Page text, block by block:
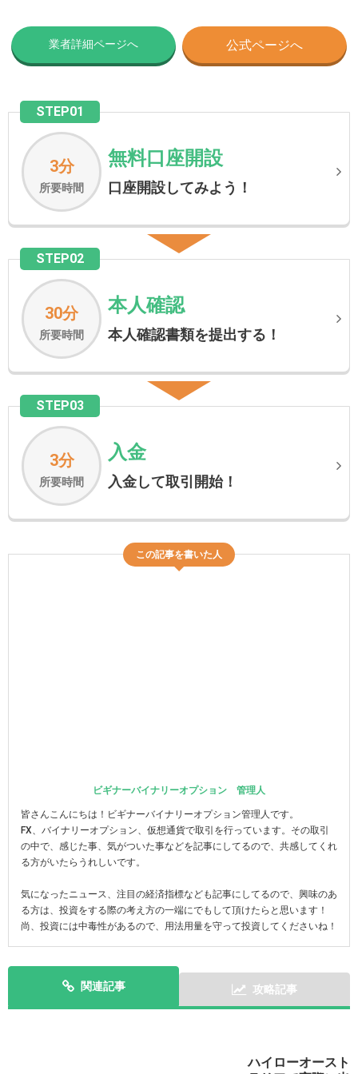
業者詳細ページへ 公式ページへ
STEP01
3分
所要時間
無料口座開設
口座開設してみよう！
STEP02
30分
所要時間
本人確認
本人確認書類を提出する！
STEP03
3分
所要時間
入金
入金して取引開始！
この記事を書いた人
ビギナーバイナリーオプション 管理人
皆さんこんにちは！ビギナーバイナリーオプション管理人です。
FX、バイナリーオプション、仮想通貨で取引を行っています。その取引
の中で、感じた事、気がついた事などを記事にしてるので、共感してくれ
る方がいたらうれしいです。
気になったニュース、注目の経済指標なども記事にしてるので、興味のあ
る方は、投資をする際の考え方の一端にでもして頂けたらと思います！
尚、投資には中毒性があるので、用法用量を守って投資してくださいね！
関連記事 攻略記事
ハイローオースト
スマホで実践！ハイローオーストラリアのアプリを攻略